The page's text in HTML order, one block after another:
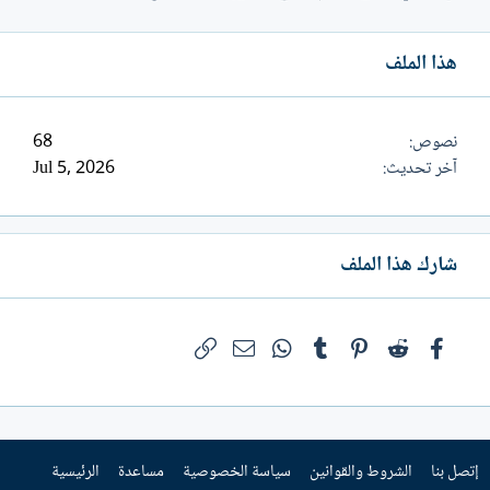
هذا الملف
نصوص
68
آخر تحديث
Jul 5, 2026
شارك هذا الملف
فيسبوكReddit
Pinterest
Tumblr
WhatsAppالبريد الإلكتروني
إتصل بنا الشروط والقوانين سياسة الخصوصية مساعدة الرئيسية